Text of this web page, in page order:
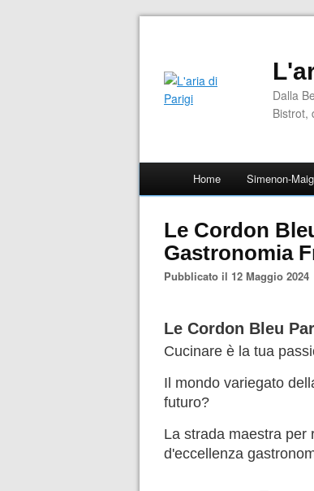
Dalla
Bistrot,
Home Simenon-
Le Cordon
Gastronomia
Pubblicato il 12 Maggio 2024
Le Cordon Bleu
Cucinare è la tua
Il mondo variegato
futuro?
La strada maestra per
d'eccellenza